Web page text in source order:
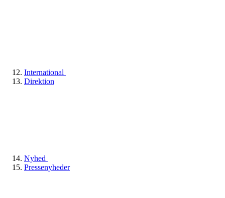
International
Direktion
Nyhed
Pressenyheder